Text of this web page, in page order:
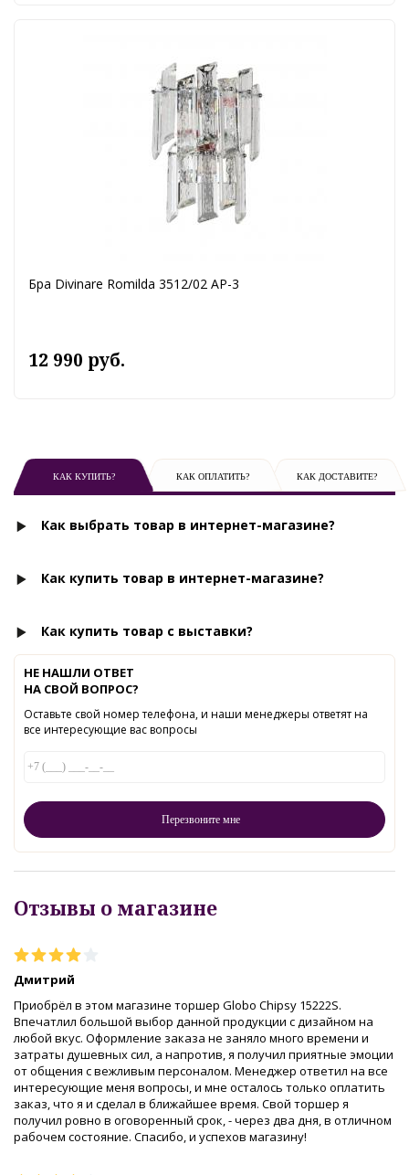
Бра Divinare Romilda 3512/02 AP-3
12 990 руб.
КАК КУПИТЬ? КАК ОПЛАТИТЬ? КАК ДОСТАВИТЕ?
Как выбрать товар в интернет-магазине?
Как купить товар в интернет-магазине?
Как купить товар с выставки?
НЕ НАШЛИ ОТВЕТ
НА СВОЙ ВОПРОС?
Оставьте свой номер телефона, и наши менеджеры ответят на
все интересующие вас вопросы
Отзывы о магазине
Дмитрий
Приобрёл в этом магазине торшер Globo Chipsy 15222S.
Впечатлил большой выбор данной продукции с дизайном на
любой вкус. Оформление заказа не заняло много времени и
затраты душевных сил, а напротив, я получил приятные эмоции
от общения с вежливым персоналом. Менеджер ответил на все
интересующие меня вопросы, и мне осталось только оплатить
заказ, что я и сделал в ближайшее время. Свой торшер я
получил ровно в оговоренный срок, - через два дня, в отличном
рабочем состояние. Спасибо, и успехов магазину!